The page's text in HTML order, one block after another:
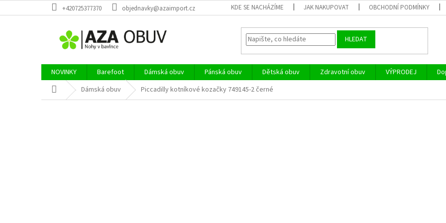
na
+420725377370 objednavky@azaimport.cz KDE SE NACHÁZÍME JAK NAKUPOVAT OBCHODNÍ PODMÍNKY
HLEDAT
NOVINKY Barefoot Dámská obuv Pánská obuv Dětská obuv Zdravotní obuv VÝPRODEJ
Domů Dámská obuv Piccadilly kotníkové kozačky 749145-2 černé